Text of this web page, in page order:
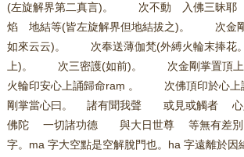
(左旋解界第二真言)。 次不動 入佛三昧
焰 地結等(皆左旋解界但地結拔之)。 次金剛
如來云云)。 次奉送薄伽梵(外縛火輪末捧花
上)。 次三密護(如前)。 次金剛掌置頂
火輪印安心上誦歸命raṃ 。 次佛頂印於心
剛掌當心曰。 諸有聞我聲 或見或觸者
佛陀 一切諸功德 與大日世尊 等無有差
字。ma 字大空點是空解脫門也。ha 字遠離於因